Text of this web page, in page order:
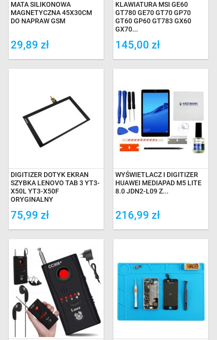
MATA SILIKONOWA
MAGNETYCZNA 45X30CM
DO NAPRAW GSM
29,89 zł
KLAWIATURA MSI GE60
GT780 GE70 GT70 GP70
GT60 GP60 GT783 GX60
GX70...
145,00 zł
DIGITIZER DOTYK EKRAN
SZYBKA LENOVO TAB 3 YT3-
X50L YT3-X50F
ORYGINALNY
75,99 zł
WYŚWIETLACZ I DIGITIZER
HUAWEI MEDIAPAD M5 LITE
8.0 JDN2-L09 Z...
216,99 zł